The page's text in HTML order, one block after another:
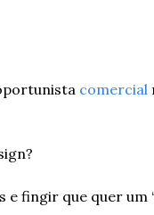
comercial
fingir que quer um